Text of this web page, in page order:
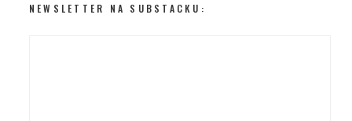
NEWSLETTER NA SUBSTACKU: